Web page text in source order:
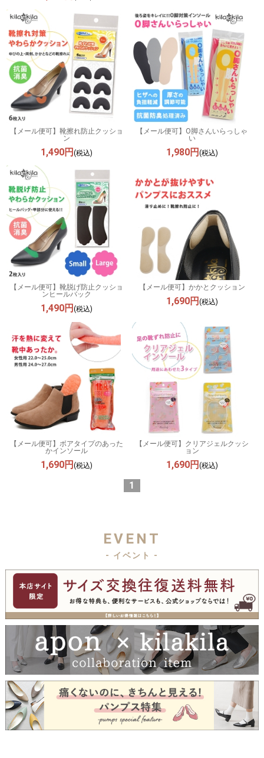
【メール便可】靴擦れ防止クッショ
ン
1,490円(税込)
【メール便可】O脚さんいらっしゃ
い
1,980円 (税込)
【メール便可】靴脱げ防止クッショ
ンヒールバック
1,490円(税込)
【メール便可】かかとクッション
1,690円 (税込)
【メール便可】ボアタイプのあった
かインソール
1,690円(税込)
【メール便可】クリアジェルクッシ
ョン
1,690円 (税込)
1
EVENT
- イベント -